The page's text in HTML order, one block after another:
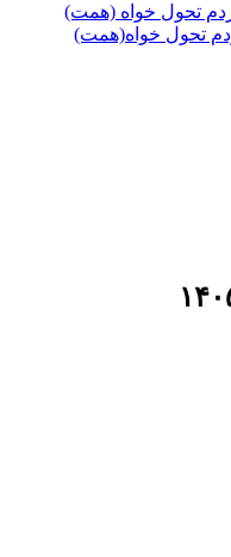
تحول خواه (همت)
تحول خواه(همت)